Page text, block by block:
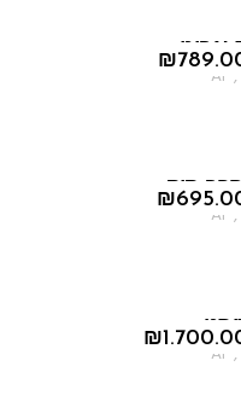
₪
,
AF
₪
קוק
,
AF
₪
,
AF